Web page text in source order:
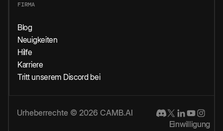
FIRMA
Blog
Neuigkeiten
Hilfe
Karriere
Tritt unserem Discord bei
Urheberrechte © 2026 CAMB.AI
Einwilligung